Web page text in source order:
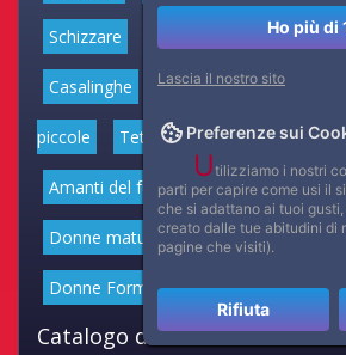
Schizzare Masturbazione Con
Casalinghe Fighe depilate
piccole Tette medie Grandi tette
Amanti del fumo Giochi anali
Donne mature Donne anziane
Donne Formose Ragazze magre
Catalogo delle informazioni
Ho più di
Lascia il nostro sito
Preferenze sui
Utilizziamo i nostri
parti per capire come usi il
che si adattano ai tuoi
creato dalle tue abitudini di
pagine che visiti).
Rifiuta